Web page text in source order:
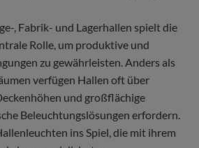
, Fabrik- und Lagerhallen spielt die
Rolle, um produktive und
zu gewährleisten. Anders als
verfügen Hallen oft über
und großflächige
Beleuchtungslösungen erfordern.
ins Spiel, die mit ihrem